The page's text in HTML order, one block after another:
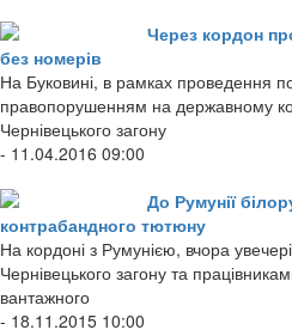
Через кордон
без номерів
На Буковині, в рамках проведення
правопорушенням на державному
Чернівецького загону
- 11.04.2016 09:00
До Румунії
контрабандного тютюну
На кордоні з Румунією, вчора
Чернівецького загону та
вантажного
- 18.11.2015 10:00